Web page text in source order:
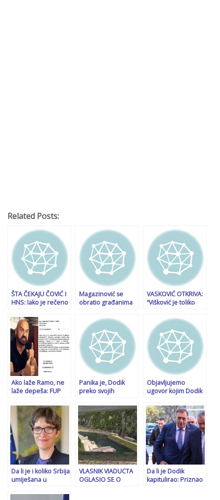
Related Posts:
ŠTA ČEKAJU ČOVIĆ I
HNS: Iako je rečeno
zasjedanju, nema
sjednice i glasanja o
državnom udaru u
režiji…
Magazinović se
obratio građanima
vas koriste kao živi
štit, razmislite šta
imate od toga
VASKOVIĆ OTKRIVA:
“Višković je toliko
zahtijeva da ga kući
vozi…”
Ako laže Ramo, ne
laže depeša: FUP
kantonalne MUP-
ove da imaju
problem sa
“depešnim
saobraćajem” sa
MUP-om RS-a!
Panika je, Dodik
preko svojih
poruke HDZ-u:
Zaboravili su na
‘vladu platforme’
kad ih je SDP
izbacio iz vlasti
Objavljujemo
ugovor kojim Dodik
advokate da lobiraju
kod Trumpa
Da li je i koliko Srbija
umiješana u
i protjerivanje
VLASNIK VIADUCTA
OGLASIO SE O
Da li je Dodik
kapitulirao: Priznao